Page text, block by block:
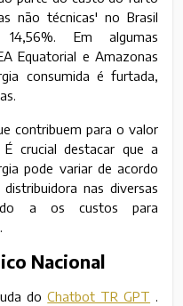
não técnicas' no Brasil
Em algumas
Equatorial e Amazonas
consumida é furtada,
contribuem para o valor
crucial destacar que a
pode variar de acordo
nas diversas
a os custos para
Nacional
doChatbot TR GPT .